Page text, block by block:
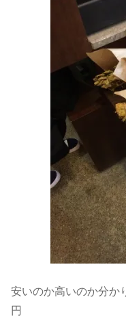
安いのか高いのか分か
円